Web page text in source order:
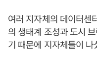
여러 지자체의 데이터센
의 생태계 조성과 도시
기 때문에 지자체들이